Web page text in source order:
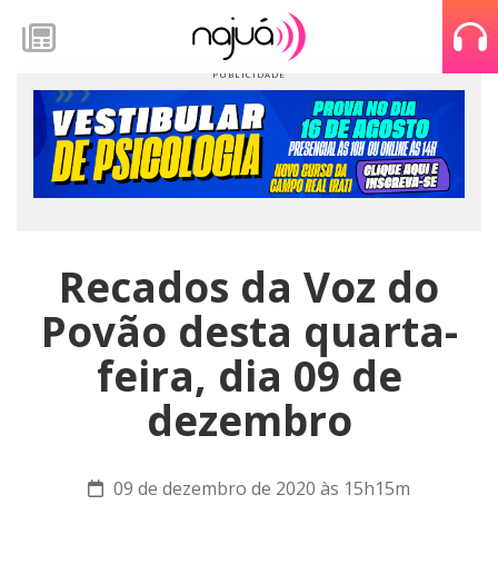
Recados da Voz do
Povão desta quarta-
feira, dia 09 de
dezembro
09 de dezembro de 2020 às 15h15m